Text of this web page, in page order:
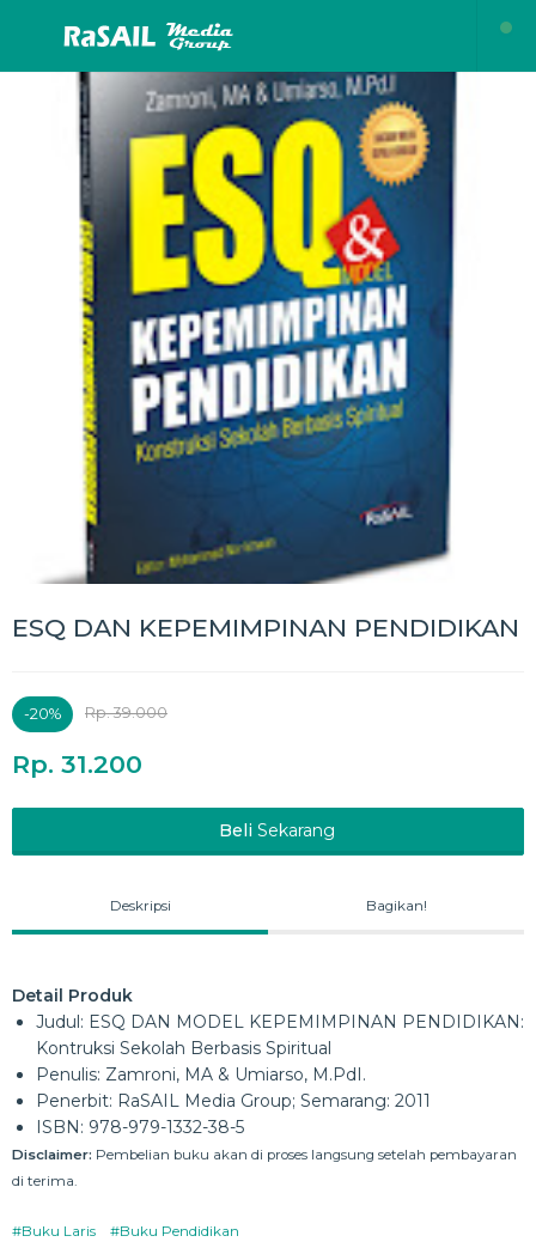
ESQ DAN KEPEMIMPINAN PENDIDIKAN
-20% Rp. 39.000
Rp. 31.200
BeliSekarang
Deskripsi Bagikan!
Detail Produk
Judul: ESQ DAN MODEL KEPEMIMPINAN PENDIDIKAN:
Kontruksi Sekolah Berbasis Spiritual
Penulis: Zamroni, MA & Umiarso, M.PdI.
Penerbit: RaSAIL Media Group; Semarang: 2011
ISBN: 978-979-1332-38-5
Disclaimer: Pembelian buku akan di proses langsung setelah pembayaran
di terima.
#Buku Laris #Buku Pendidikan